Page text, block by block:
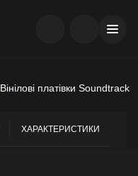
Вінілові платівки Soundtrack
ХАРАКТЕРИСТИКИ